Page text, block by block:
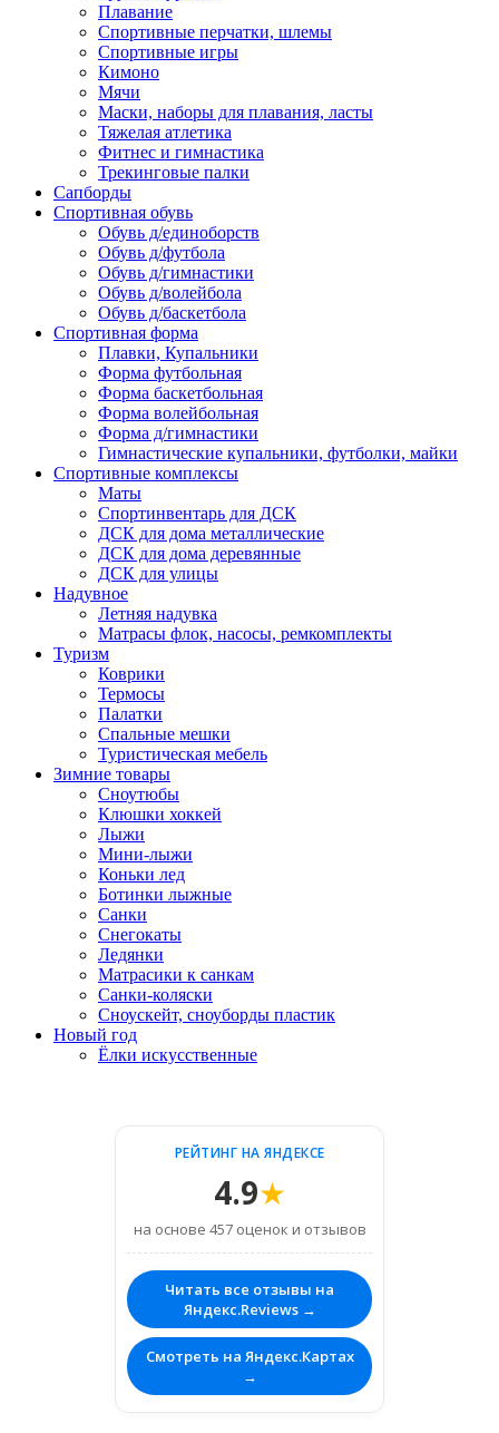
Плавание
Спортивные перчатки, шлемы
Спортивные игры
Кимоно
Мячи
Маски, наборы для плавания, ласты
Тяжелая атлетика
Фитнес и гимнастика
Трекинговые палки
Сапборды
Спортивная обувь
Обувь д/единоборств
Обувь д/футбола
Обувь д/гимнастики
Обувь д/волейбола
Обувь д/баскетбола
Спортивная форма
Плавки, Купальники
Форма футбольная
Форма баскетбольная
Форма волейбольная
Форма д/гимнастики
Гимнастические купальники, футболки, майки
Спортивные комплексы
Маты
Спортинвентарь для ДСК
ДСК для дома металлические
ДСК для дома деревянные
ДСК для улицы
Надувное
Летняя надувка
Матрасы флок, насосы, ремкомплекты
Туризм
Коврики
Термосы
Палатки
Спальные мешки
Туристическая мебель
Зимние товары
Сноутюбы
Клюшки хоккей
Лыжи
Мини-лыжи
Коньки лед
Ботинки лыжные
Санки
Снегокаты
Ледянки
Матрасики к санкам
Санки-коляски
Сноускейт, сноуборды пластик
Новый год
Ёлки искусственные
РЕЙТИНГ НА ЯНДЕКСЕ
4.9★
на основе 457 оценок и отзывов
Читать все отзывы на
Яндекс.Reviews →
Смотреть на Яндекс.Картах
→